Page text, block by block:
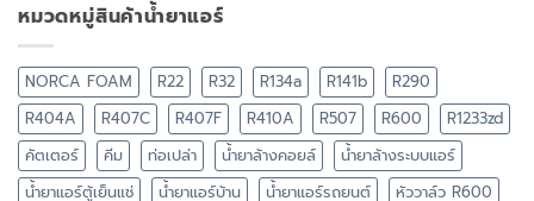
หมวดหมู่สินค้าน้ำยาแอร์
NORCA FOAM R22 R32 R134a R141b
R290
R404A
R407C R407F R410A R507 R600
R1233zd
คัตเตอร์
คีม ท่อเปล่า น้ำยาล้างคอยล์
น้ำยาล้างระบบแอร์
น้ำยาแอร์ตู้เย็นแช่
น้ำยาแอร์บ้าน น้ำยาแอร์รถยนต์
หัววาล์ว R600